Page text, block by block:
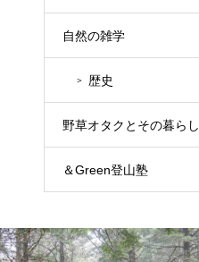
自然の雑学
歴史
野草オタクとその暮らし
＆Green登山塾